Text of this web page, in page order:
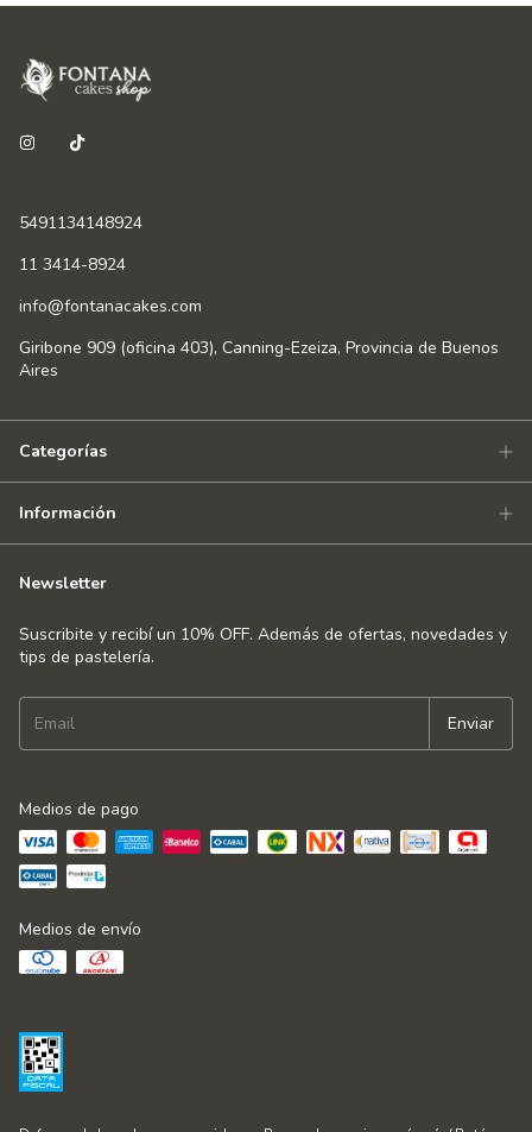
5491134148924
11 3414-8924
info@fontanacakes.com
Giribone 909 (oficina 403), Canning-Ezeiza, Provincia de Buenos
Aires
Categorías
Información
Newsletter
Suscribite y recibí un 10% OFF. Además de ofertas, novedades y
tips de pastelería.
Medios de pago
Medios de envío